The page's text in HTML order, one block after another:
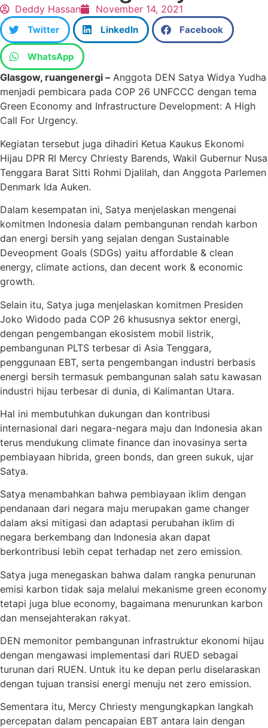
Deddy Hassan November 14, 2021
Twitter LinkedIn Facebook
WhatsApp
Glasgow, ruangenergi – Anggota DEN Satya Widya Yudha
menjadi pembicara pada COP 26 UNFCCC dengan tema
Green Economy and Infrastructure Development: A High
Call For Urgency.
Kegiatan tersebut juga dihadiri Ketua Kaukus Ekonomi
Hijau DPR RI Mercy Chriesty Barends, Wakil Gubernur Nusa
Tenggara Barat Sitti Rohmi Djalilah, dan Anggota Parlemen
Denmark Ida Auken.
Dalam kesempatan ini, Satya menjelaskan mengenai
komitmen Indonesia dalam pembangunan rendah karbon
dan energi bersih yang sejalan dengan Sustainable
Deveopment Goals (SDGs) yaitu affordable & clean
energy, climate actions, dan decent work & economic
growth.
Selain itu, Satya juga menjelaskan komitmen Presiden
Joko Widodo pada COP 26 khususnya sektor energi,
dengan pengembangan ekosistem mobil listrik,
pembangunan PLTS terbesar di Asia Tenggara,
penggunaan EBT, serta pengembangan industri berbasis
energi bersih termasuk pembangunan salah satu kawasan
industri hijau terbesar di dunia, di Kalimantan Utara.
Hal ini membutuhkan dukungan dan kontribusi
internasional dari negara-negara maju dan Indonesia akan
terus mendukung climate finance dan inovasinya serta
pembiayaan hibrida, green bonds, dan green sukuk, ujar
Satya.
Satya menambahkan bahwa pembiayaan iklim dengan
pendanaan dari negara maju merupakan game changer
dalam aksi mitigasi dan adaptasi perubahan iklim di
negara berkembang dan Indonesia akan dapat
berkontribusi lebih cepat terhadap net zero emission.
Satya juga menegaskan bahwa dalam rangka penurunan
emisi karbon tidak saja melalui mekanisme green economy
tetapi juga blue economy, bagaimana menurunkan karbon
dan mensejahterakan rakyat.
DEN memonitor pembangunan infrastruktur ekonomi hijau
dengan mengawasi implementasi dari RUED sebagai
turunan dari RUEN. Untuk itu ke depan perlu diselaraskan
dengan tujuan transisi energi menuju net zero emission.
Sementara itu, Mercy Chriesty mengungkapkan langkah
percepatan dalam pencapaian EBT antara lain dengan